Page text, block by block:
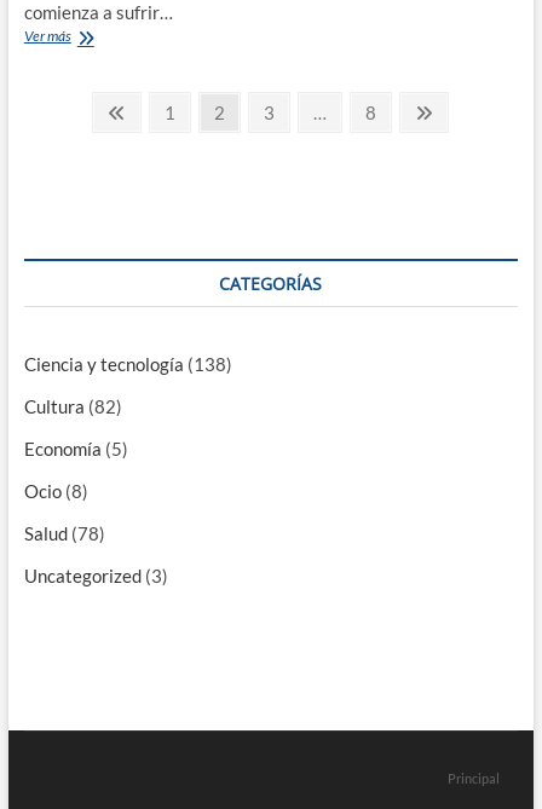
comienza a sufrir…
Ver más¿Qué
Paginación
PáginaPágina
1 Página
2 Página
3 … Página
8
CATEGORÍAS
Ciencia y tecnología (138)
Cultura (82)
Economía (5)
Ocio(8)
Salud(78)
Uncategorized(3)
Principal